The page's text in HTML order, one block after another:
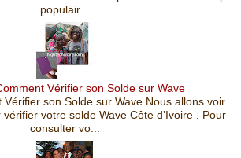
populair...
Vérifier son Solde sur Wave
Vérifier son Solde sur Wave Nous allons voir
votre solde Wave Côte d’Ivoire . Pour
consulter vo...